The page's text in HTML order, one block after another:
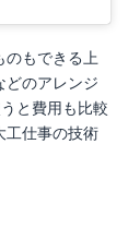
のもできる上
どのアレンジ
と費用も比較
工仕事の技術